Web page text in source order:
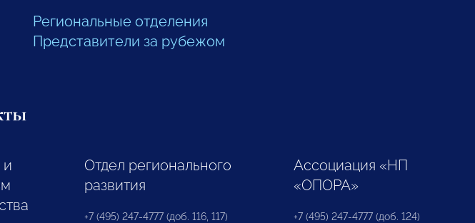
Региональные отделения
Представители за рубежом
и
Отдел регионального
развития
+7 (495) 247-4777 (доб. 116, 117)
Ассоциация «НП
«ОПОРА»
+7 (495) 247-4777 (доб. 124)